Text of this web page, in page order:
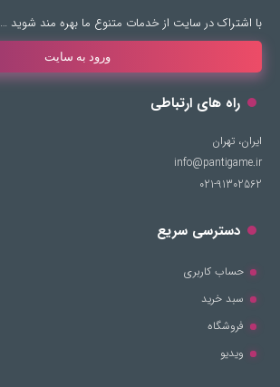
با اشتراک در سایت از خدمات متنوع ما بهره مند شوید …
ورود به سایت
راه های ارتباطی
ایران، تهران
info@pantigame.ir
021-91302562
دسترسی سریع
حساب کاربری
سبد خرید
فروشگاه
ویدیو